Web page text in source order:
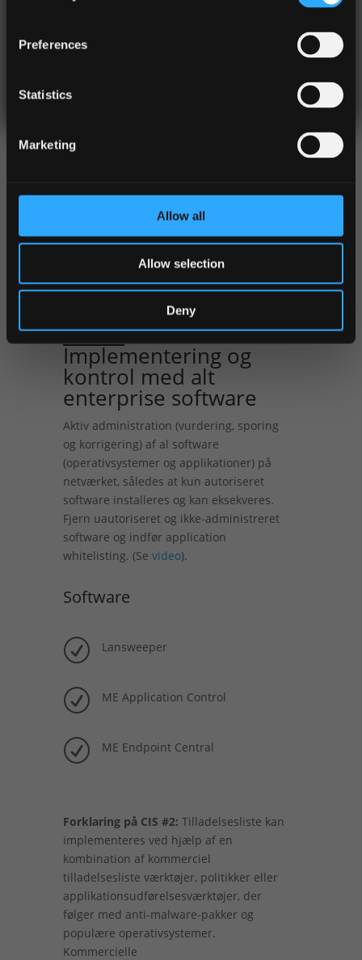
Preferences
Statistics
Marketing
Allow all
Allow selection
Deny
lister er andre datakilder til at
der normaliserer disse data for at
CIS #2:
Implementering og
kontrol med alt
enterprise software
Aktiv administration (vurdering, sporing
og korrigering) af al software
(operativsystemer og applikationer) på
netværket, således at kun autoriseret
software installeres og kan eksekveres.
Fjern uautoriseret og ikke-administreret
software og indfør application
whitelisting. (Se video).
Software
R Lansweeper
R ME Application Control
R ME Endpoint Central
Forklaring på CIS #2: Tilladelsesliste kan
implementeres ved hjælp af en
kombination af kommerciel
tilladelsesliste værktøjer, politikker eller
applikationsudførelsesværktøjer, der
følger med anti-malware-pakker og
populære operativsystemer.
Kommercielle